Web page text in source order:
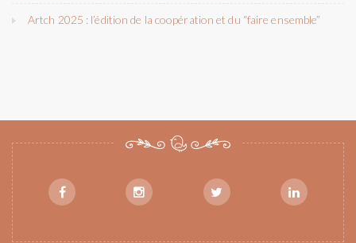
Artch 2025 : l’édition de la coopération et du “faire ensemble”